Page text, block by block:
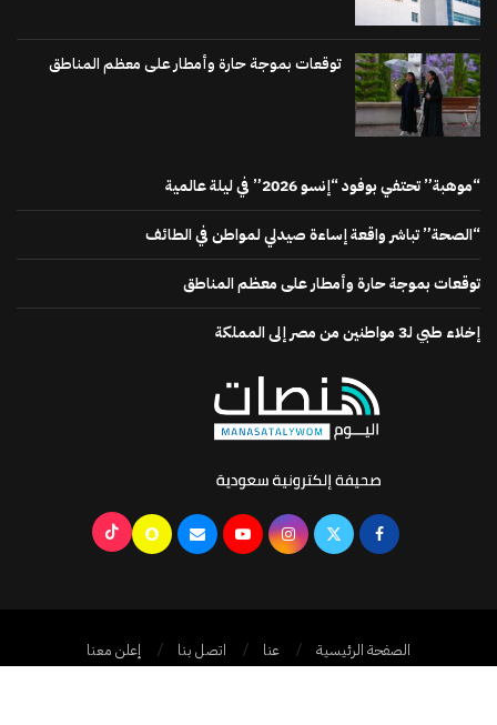
توقعات بموجة حارة وأمطار على معظم المناطق
“موهبة” تحتفي بوفود “إنسو 2026” في ليلة عالمية
“الصحة” تباشر واقعة إساءة صيدلي لمواطن في الطائف
توقعات بموجة حارة وأمطار على معظم المناطق
إخلاء طبي لـ3 مواطنين من مصر إلى المملكة
الصفحة الرئيسية عنا اتصل بنا إعلن معنا